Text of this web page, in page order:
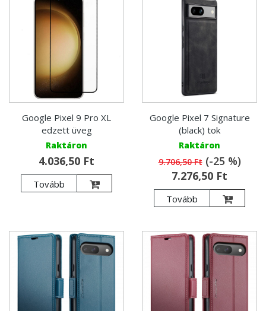
Google Pixel 9 Pro XL
edzett üveg
Raktáron
4.036,50 Ft
Tovább
Google Pixel 7 Signature
(black) tok
Raktáron
9.706,50 Ft(-25 %)
7.276,50 Ft
Tovább